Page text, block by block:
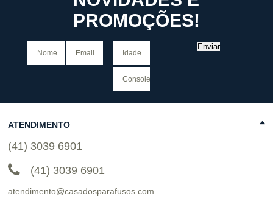
PROMOÇÕES!
Enviar
ATENDIMENTO
(41) 3039 6901
(41) 3039 6901
atendimento@casadosparafusos.com